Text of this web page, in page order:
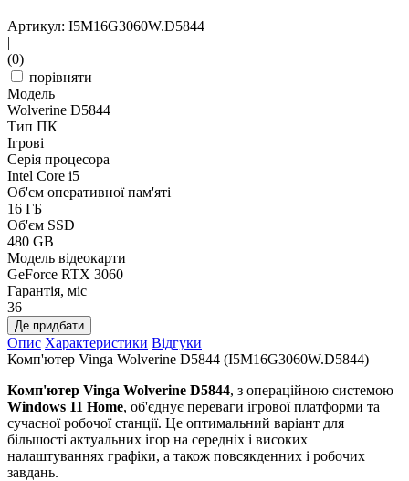
Артикул: I5M16G3060W.D5844
|
(0)
порівняти
Модель
Wolverine D5844
Тип ПК
Ігрові
Серія процесора
Intel Core i5
Об'єм оперативної пам'яті
16 ГБ
Об'єм SSD
480 GB
Модель відеокарти
GeForce RTX 3060
Гарантія, міс
36
Де придбати
Опис Характеристики Відгуки
Комп'ютер Vinga Wolverine D5844 (I5M16G3060W.D5844)
Комп'ютер Vinga Wolverine D5844, з операційною системою
Windows 11 Home, об'єднує переваги ігрової платформи та
сучасної робочої станції. Це оптимальний варіант для
більшості актуальних ігор на середніх і високих
налаштуваннях графіки, а також повсякденних і робочих
завдань.